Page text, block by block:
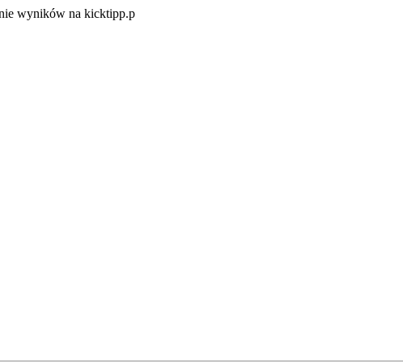
wyników na kicktipp.pZacznij